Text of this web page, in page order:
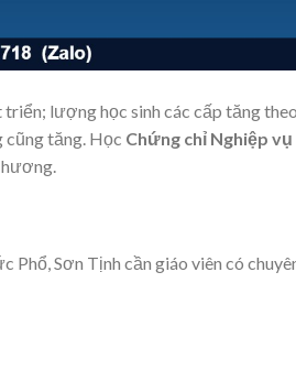
lượng học sinh các cấp tăng theo
cũng tăng. Học Chứng chỉ Nghiệp
Sơn Tịnh cần giáo viên có